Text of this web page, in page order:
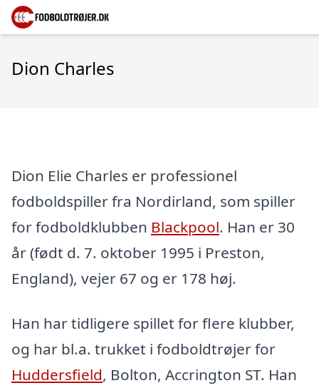
Dion Charles
Dion Elie Charles er professionel
fodboldspiller fra Nordirland, som spiller
for fodboldklubben Blackpool. Han er 30
år (født d. 7. oktober 1995 i Preston,
England), vejer 67 og er 178 høj.
Han har tidligere spillet for flere klubber,
og har bl.a. trukket i fodboldtrøjer for
Huddersfield, Bolton, Accrington ST. Han